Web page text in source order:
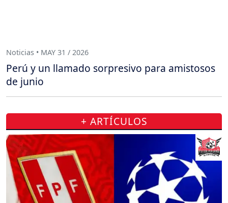
Noticias • MAY 31 / 2026
Perú y un llamado sorpresivo para amistosos
de junio
+ ARTÍCULOS